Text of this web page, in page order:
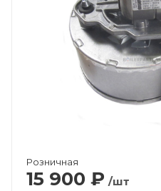
Розничная
15 900 ₽ /шт